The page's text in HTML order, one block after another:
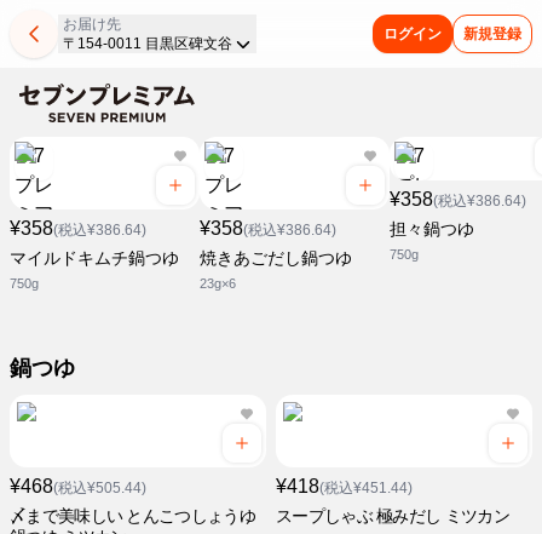
お届け先
〒154-0011 目黒区碑文谷
ログイン 新規登録
¥358(税込¥386.64)
マイルドキムチ鍋つゆ
750g
¥358(税込¥386.64)
焼きあごだし鍋つゆ
23g×6
¥358(税込¥386.64)
担々鍋つゆ
750g
鍋つゆ
¥468(税込¥505.44)
〆まで美味しい とんこつしょうゆ
¥418(税込¥451.44)
スープしゃぶ 極みだし ミツカン